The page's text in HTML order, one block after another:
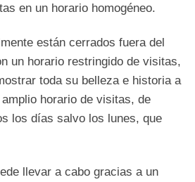
en un horario homogéneo.
están cerrados fuera del
un horario restringido de visitas,
toda su belleza e historia a
horario de visitas, de
los días salvo los lunes, que
llevar a cabo gracias a un